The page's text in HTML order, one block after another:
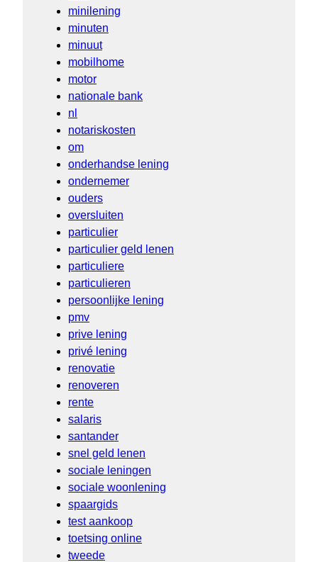
minilening
minuten
minuut
mobilhome
motor
nationale bank
nl
notariskosten
om
onderhandse lening
ondernemer
ouders
oversluiten
particulier
particulier geld lenen
particuliere
particulieren
persoonlijke lening
pmv
prive lening
privé lening
renovatie
renoveren
rente
salaris
santander
snel geld lenen
sociale leningen
sociale woonlening
spaargids
test aankoop
toetsing online
tweede